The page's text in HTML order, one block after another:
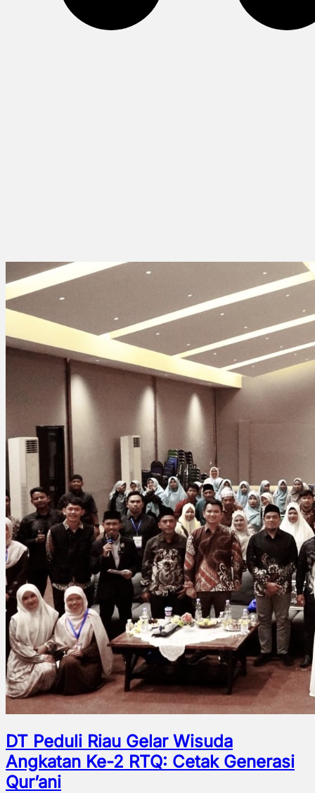
DT Peduli Riau Gelar Wisuda
Angkatan Ke-2 RTQ: Cetak Generasi
Qur’ani